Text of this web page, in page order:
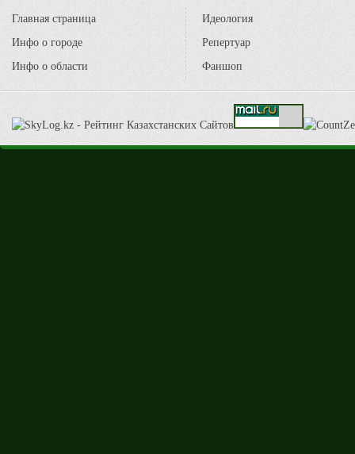
Главная страница
Инфо о городе
Инфо о области
Идеология
Репертуар
Фаншоп